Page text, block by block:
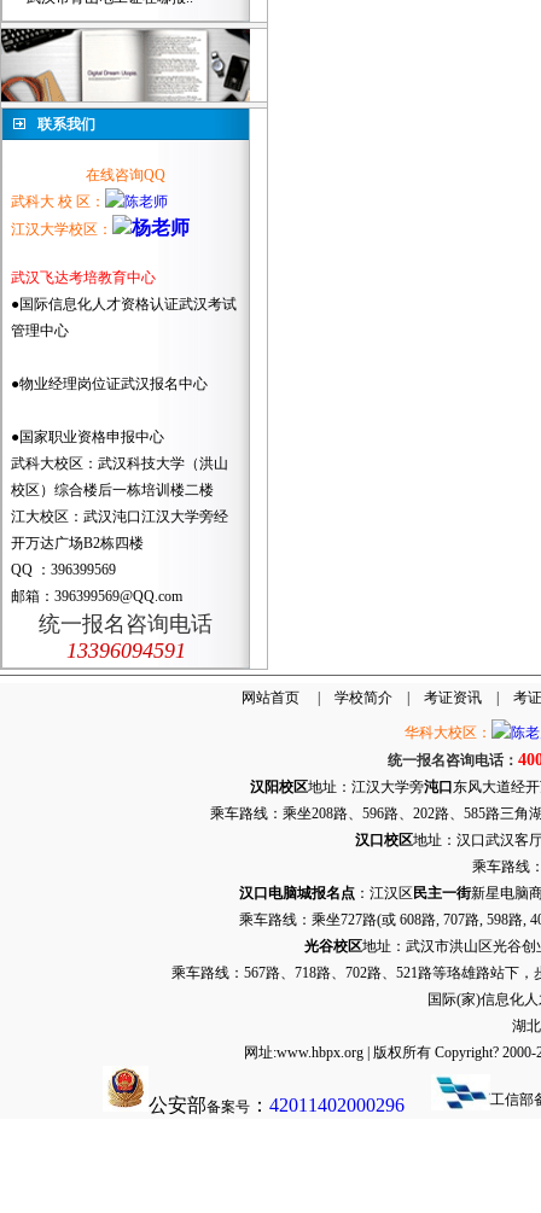
联系我们
在线咨询QQ
武科大 校 区：
江汉大学校区：
武汉飞达考培教育中心
●国际信息化人才资格认证武汉考试
管理中心
●物业经理岗位证武汉报名中心
●国家职业资格申报中心
武科大校区：武汉科技大学（洪山
校区）综合楼后一栋培训楼二楼
江大校区：武汉沌口江汉大学旁经
开万达广场B2栋四楼
QQ ：396399569
邮箱：396399569@QQ.com
统一报名咨询电话
13396094591
网站首页| 学校简介| 考证资讯| 考
华科大校区：
统一报名咨询电话：
汉阳校区地址：江汉大学旁沌口 东风大道经
乘车路线：乘坐208路、596路、202路、585路三
汉口校区地址：汉口武汉客
乘车路线
汉口电脑城报名点：江汉区 民主一街新星电脑
乘车路线：乘坐727路(或 608路, 707路, 598路,
光谷校区地址：武汉市洪山区光谷创
乘车路线：567路、718路、702路、521路等珞雄路站下
国际(家)信息化
湖
网址:www.hbpx.org | 版权所有 Copyright?
公安部备案号 ： 42011402000296 工信部